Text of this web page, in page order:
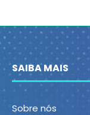
SAIBA MAIS
Sobre nós